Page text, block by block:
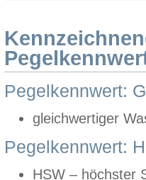
Pegelkennwert:
gleichwertiger
Pegelkennwert:
HSW – höchster